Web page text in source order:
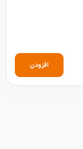
افزودن